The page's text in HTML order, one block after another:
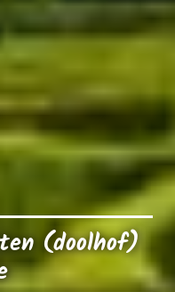
(doolhof)